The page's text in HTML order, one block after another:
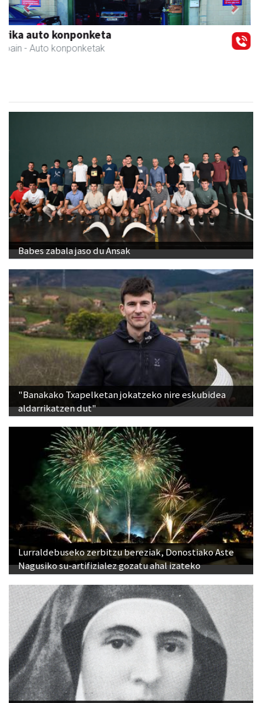
Eizmendi ile-apaindegia
Amasa-Villabona - Ile-apaindegiak
Previous Next
Babes zabala jaso du Ansak
"Banakako Txapelketan jokatzeko nire eskubidea
aldarrikatzen dut"
Lurraldebuseko zerbitzu bereziak, Donostiako Aste
Nagusiko su-artifizialez gozatu ahal izateko